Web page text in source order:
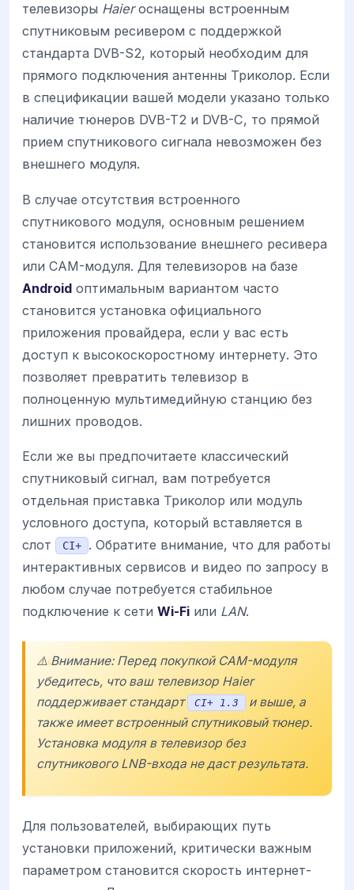
телевизоры Haierоснащены встроенным
спутниковым ресивером с поддержкой
стандарта DVB-S2, который необходим для
прямого подключения антенны Триколор. Если
в спецификации вашей модели указано только
наличие тюнеров DVB-T2 и DVB-C, то прямой
прием спутникового сигнала невозможен без
внешнего модуля.
В случае отсутствия встроенного
спутникового модуля, основным решением
становится использование внешнего ресивера
или CAM-модуля. Для телевизоров на базе
Android оптимальным вариантом часто
становится установка официального
приложения провайдера, если у вас есть
доступ к высокоскоростному интернету. Это
позволяет превратить телевизор в
полноценную мультимедийную станцию без
лишних проводов.
Если же вы предпочитаете классический
спутниковый сигнал, вам потребуется
отдельная приставка Триколор или модуль
условного доступа, который вставляется в
слот
CI+
. Обратите внимание, что для работы
интерактивных сервисов и видео по запросу в
любом случае потребуется стабильное
подключение к сети Wi-Fi или LAN.
⚠️ Внимание: Перед покупкой CAM-модуля
убедитесь, что ваш телевизор Haier
поддерживает стандарт
CI+ 1.3
и выше, а
также имеет встроенный спутниковый тюнер.
Установка модуля в телевизор без
спутникового LNB-входа не даст результата.
Для пользователей, выбирающих путь
установки приложений, критически важным
параметром становится скорость интернет-